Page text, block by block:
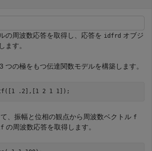
の周波数応答を取得し、応答を idfrd オブジ
ます。
つの極をもつ伝達関数モデルを構築します。
.2],[1 2 1 1]);
、振幅と位相の観点から周波数ベクトル f
の周波数応答を取得します。